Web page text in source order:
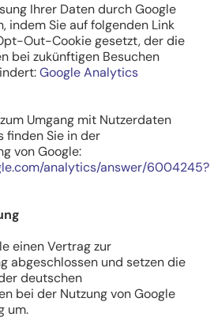
Ihrer Daten durch Google
indem Sie auf folgenden Link
Out-Cookie gesetzt, der die
bei zukünftigen Besuchen
Google Analytics
Umgang mit Nutzerdaten
finden Sie in der
von Google:
analytics/answer/6004245?
einen Vertrag zur
abgeschlossen und setzen die
deutschen
bei der Nutzung von Google
um.